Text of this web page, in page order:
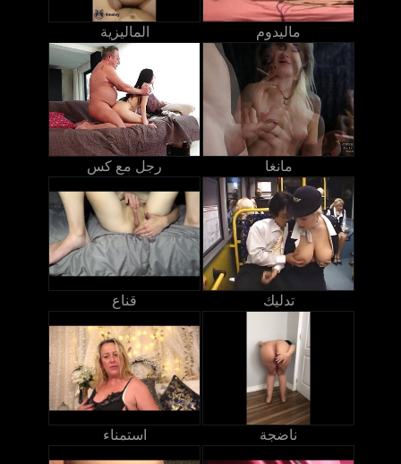
الماليزية ماليدوم
رجل مع كس مانغا
قناع تدليك
استمناء ناضجة